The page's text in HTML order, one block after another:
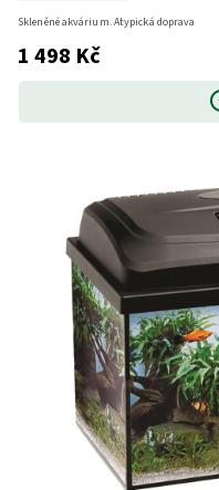
1 498 Kč
Skleněné akvárium. Atypická doprava